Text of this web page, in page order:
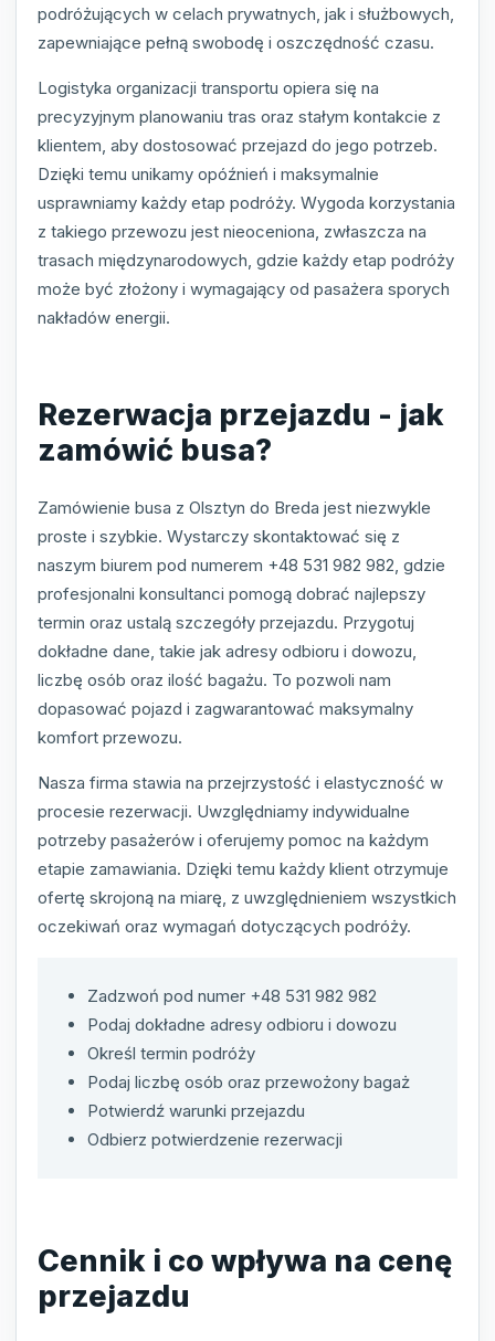
podróżujących w celach prywatnych, jak i służbowych,
zapewniające pełną swobodę i oszczędność czasu.
Logistyka organizacji transportu opiera się na
precyzyjnym planowaniu tras oraz stałym kontakcie z
klientem, aby dostosować przejazd do jego potrzeb.
Dzięki temu unikamy opóźnień i maksymalnie
usprawniamy każdy etap podróży. Wygoda korzystania
z takiego przewozu jest nieoceniona, zwłaszcza na
trasach międzynarodowych, gdzie każdy etap podróży
może być złożony i wymagający od pasażera sporych
nakładów energii.
Rezerwacja przejazdu - jak
zamówić busa?
Zamówienie busa z Olsztyn do Breda jest niezwykle
proste i szybkie. Wystarczy skontaktować się z
naszym biurem pod numerem +48 531 982 982, gdzie
profesjonalni konsultanci pomogą dobrać najlepszy
termin oraz ustalą szczegóły przejazdu. Przygotuj
dokładne dane, takie jak adresy odbioru i dowozu,
liczbę osób oraz ilość bagażu. To pozwoli nam
dopasować pojazd i zagwarantować maksymalny
komfort przewozu.
Nasza firma stawia na przejrzystość i elastyczność w
procesie rezerwacji. Uwzględniamy indywidualne
potrzeby pasażerów i oferujemy pomoc na każdym
etapie zamawiania. Dzięki temu każdy klient otrzymuje
ofertę skrojoną na miarę, z uwzględnieniem wszystkich
oczekiwań oraz wymagań dotyczących podróży.
Zadzwoń pod numer +48 531 982 982
Podaj dokładne adresy odbioru i dowozu
Określ termin podróży
Podaj liczbę osób oraz przewożony bagaż
Potwierdź warunki przejazdu
Odbierz potwierdzenie rezerwacji
Cennik i co wpływa na cenę
przejazdu